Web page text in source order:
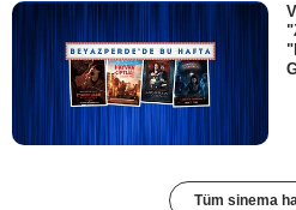
Tüm sinema